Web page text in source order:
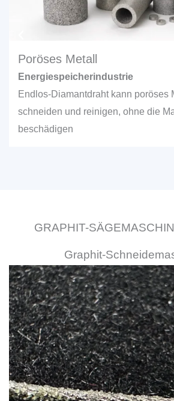
Poröses Metall
Energiespeicherindustrie
Endlos-Diamantdraht kann poröses
schneiden und reinigen, ohne die
beschädigen
GRAPHIT-
Graphit-